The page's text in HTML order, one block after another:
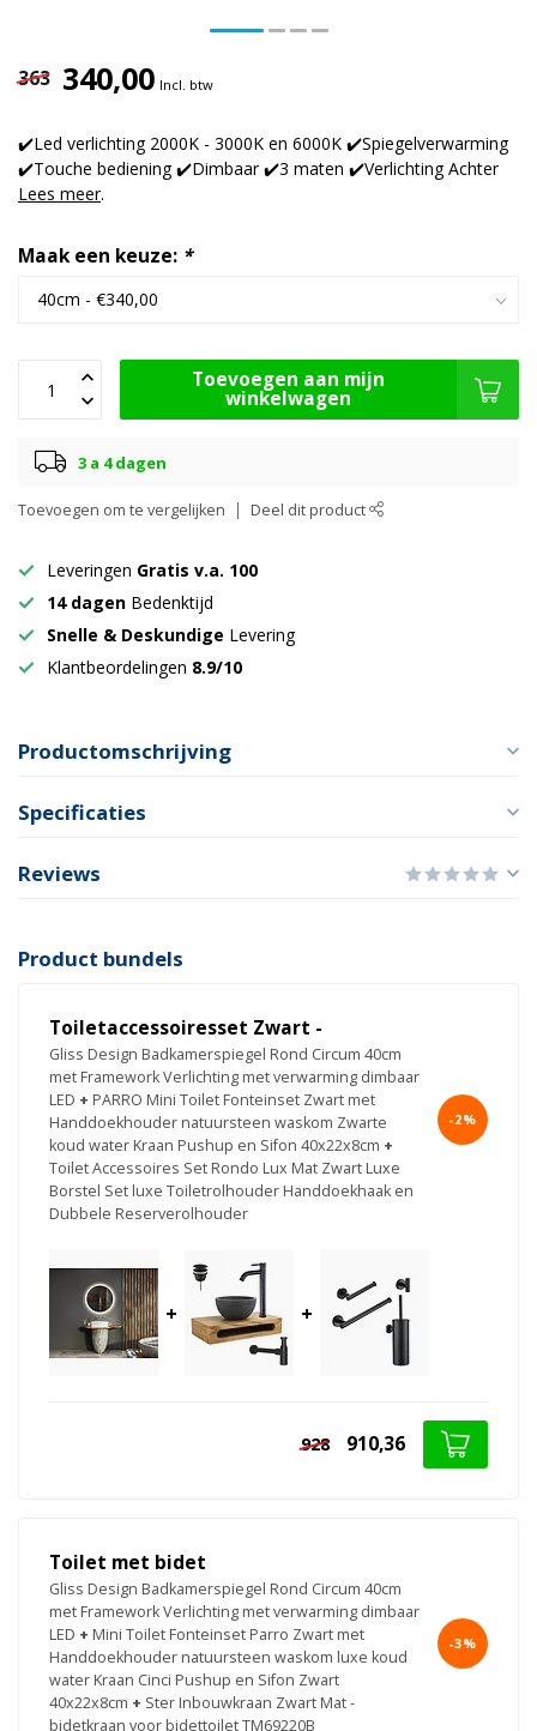
363 340,00 Incl. btw
✔️Led verlichting 2000K - 3000K en 6000K ✔️Spiegelverwarming
✔️Touche bediening ✔️Dimbaar ✔️3 maten ✔️Verlichting Achter
Lees meer.
Maak een keuze: *
Toevoegen aan mijn
winkelwagen
3 a 4 dagen
Toevoegen om te vergelijken Deel dit product
Leveringen Gratis v.a. 100
14 dagen Bedenktijd
Snelle & Deskundige Levering
Klantbeordelingen 8.9/10
Productomschrijving
Specificaties
Reviews
Product bundels
Toiletaccessoiresset Zwart -
Gliss Design Badkamerspiegel Rond Circum 40cm
met Framework Verlichting met verwarming dimbaar
LED + PARRO Mini Toilet Fonteinset Zwart met
Handdoekhouder natuursteen waskom Zwarte
koud water Kraan Pushup en Sifon 40x22x8cm +
Toilet Accessoires Set Rondo Lux Mat Zwart Luxe
Borstel Set luxe Toiletrolhouder Handdoekhaak en
Dubbele Reserverolhouder
-2%
+ +
928 910,36
Toilet met bidet
Gliss Design Badkamerspiegel Rond Circum 40cm
met Framework Verlichting met verwarming dimbaar
LED + Mini Toilet Fonteinset Parro Zwart met
Handdoekhouder natuursteen waskom luxe koud
water Kraan Cinci Pushup en Sifon Zwart
40x22x8cm + Ster Inbouwkraan Zwart Mat -
bidetkraan voor bidettoilet TM69220B
-3%